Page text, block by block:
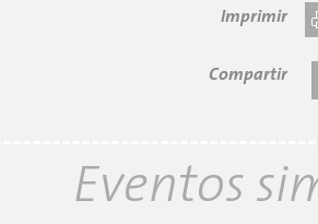
Imprimir
Compartir
Eventos